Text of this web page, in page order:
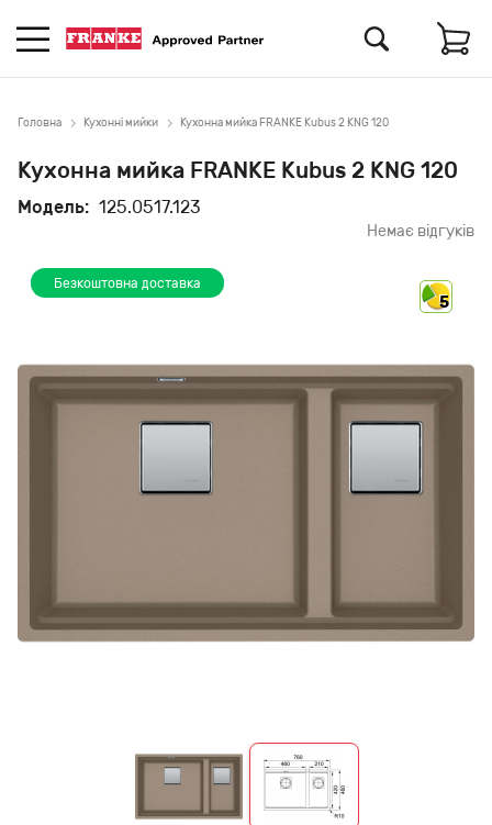
Головна Кухонні мийки Кухонна мийка FRANKE Kubus 2 KNG 120
Кухонна мийка FRANKE Kubus 2 KNG 120
Модель: 125.0517.123
Немає відгуків
Безкоштовна доставка
5